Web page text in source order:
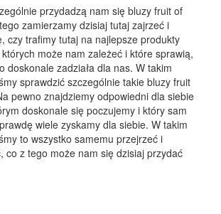
przydadzą nam się bluzy fruit of
zamierzamy dzisiaj tutaj zajrzeć i
czy trafimy tutaj na najlepsze produkty
może nam zależeć i które sprawią,
doskonale zadziała dla nas. W takim
sprawdzić szczególnie takie bluzy fruit
pewno znajdziemy odpowiedni dla siebie
doskonale się poczujemy i który sam
wiele zyskamy dla siebie. W takim
to wszystko samemu przejrzeć i
co z tego może nam się dzisiaj przydać